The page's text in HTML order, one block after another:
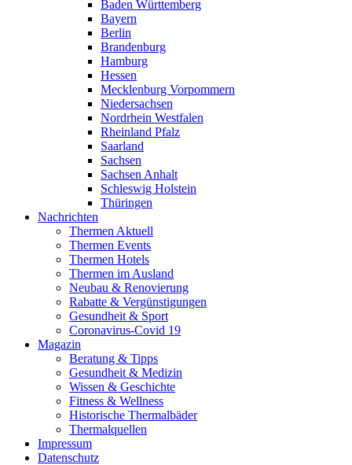
Baden Württemberg
Bayern
Berlin
Brandenburg
Hamburg
Hessen
Mecklenburg Vorpommern
Niedersachsen
Nordrhein Westfalen
Rheinland Pfalz
Saarland
Sachsen
Sachsen Anhalt
Schleswig Holstein
Thüringen
Nachrichten
Thermen Aktuell
Thermen Events
Thermen Hotels
Thermen im Ausland
Neubau & Renovierung
Rabatte & Vergünstigungen
Gesundheit & Sport
Coronavirus-Covid 19
Magazin
Beratung & Tipps
Gesundheit & Medizin
Wissen & Geschichte
Fitness & Wellness
Historische Thermalbäder
Thermalquellen
Impressum
Datenschutz